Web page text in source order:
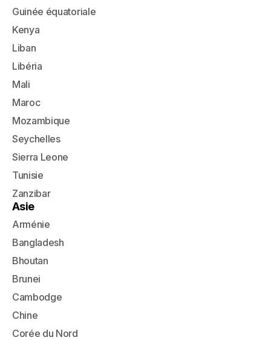
Guinée équatoriale
Kenya
Liban
Libéria
Mali
Maroc
Mozambique
Seychelles
Sierra Leone
Tunisie
Zanzibar
Asie
Arménie
Bangladesh
Bhoutan
Brunei
Cambodge
Chine
Corée du Nord